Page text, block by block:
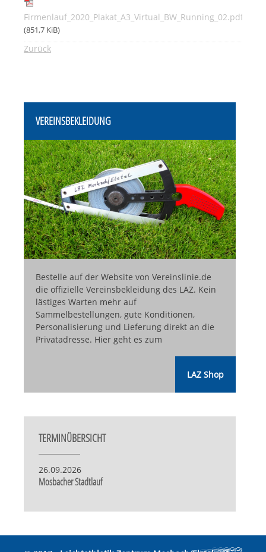
Firmenlauf_2020_Plakat_A3_Virtual_BW_Running_02.pdf
(851,7 KiB)
Zurück
VEREINSBEKLEIDUNG
Bestelle auf der Website von Vereinslinie.de
die offizielle Vereinsbekleidung des LAZ. Kein
lästiges Warten mehr auf
Sammelbestellungen, gute Konditionen,
Personalisierung und Lieferung direkt an die
Privatadresse. Hier geht es zum
LAZ Shop
TERMINÜBERSICHT
26.09.2026
Mosbacher Stadtlauf